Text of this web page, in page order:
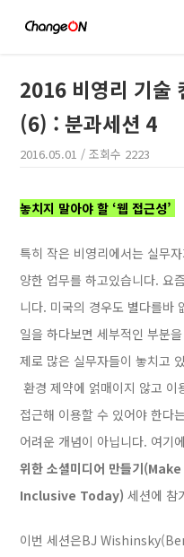
2016 비영리 기술
(6) : 분과세션 4
2016.05.01 / 조회수 2223
놓치지 말아야 할 ‘웹 접근성’
특히 작은 비영리에서는 실무
양한 업무를 하고있습니다. 요
니다. 미국의 경우도 별다를바
일을 하다보면 세부적인 부분
제로 많은 실무자들이 놓치고
환경 제약에 얽매이지 않고 이
접근해 이용할 수 있어야 한다
어려운 개념이 아닙니다. 여기
위한 소셜미디어 만들기
Inclusive Today) 세션에 참
이번 세션은BJ